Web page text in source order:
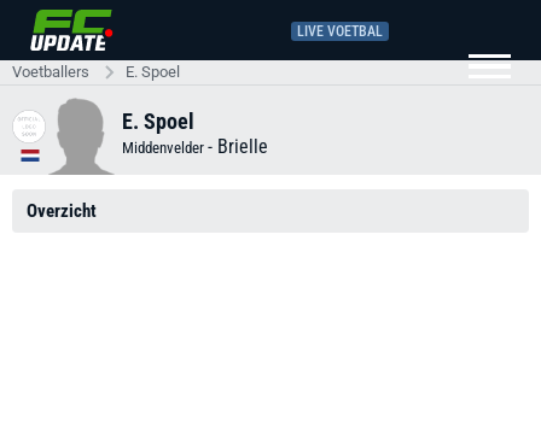
LIVE VOETBAL
Voetballers E. Spoel
E. Spoel
Middenvelder - Brielle
Overzicht